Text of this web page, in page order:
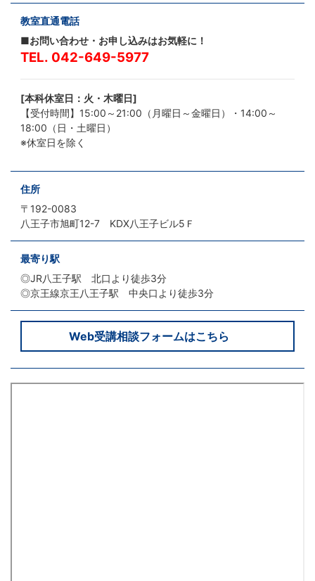
教室直通電話
■お問い合わせ・お申し込みはお気軽に！
TEL. 042-649-5977
[本科休室日：火・木曜日]
【受付時間】15:00～21:00（月曜日～金曜日）・14:00～
18:00（日・土曜日）
※休室日を除く
住所
〒192-0083
八王子市旭町12-7 KDX八王子ビル5Ｆ
最寄り駅
◎JR八王子駅 北口より徒歩3分
◎京王線京王八王子駅 中央口より徒歩3分
Web受講相談フォームはこちら